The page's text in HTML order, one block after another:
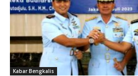
Kabar Bengkalis